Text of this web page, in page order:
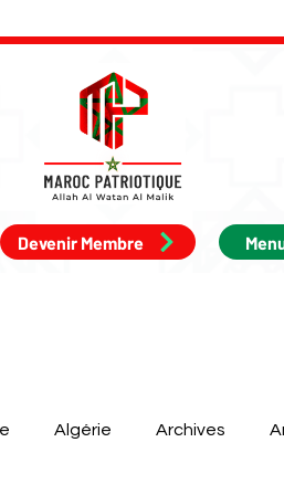
Devenir Membre
Algérie Archives